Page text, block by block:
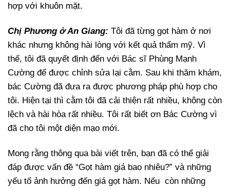
hợp với khuôn mặt.
Chị Phương ở An Giang: Tôi đã từng gọt hàm ở nơi
khác nhưng không hài lòng với kết quả thẩm mỹ. Vì
thế, tôi đã quyết định đến với Bác sĩ Phùng Mạnh
Cường để được chỉnh sửa lại cằm. Sau khi thăm khám,
bác Cường đã đưa ra được phương pháp phù hợp cho
tôi. Hiện tại thì cằm tôi đã cải thiện rất nhiều, không còn
lệch và hài hòa rất nhiều. Tôi rất biết ơn Bác Cường vì
đã cho tôi một diện mạo mới.
Mong rằng thông qua bài viết trên, bạn đã có thể giải
đáp được vấn đề “Gọt hàm giá bao nhiêu?” và những
yếu tố ảnh hưởng đến giá gọt hàm. Nếu còn những